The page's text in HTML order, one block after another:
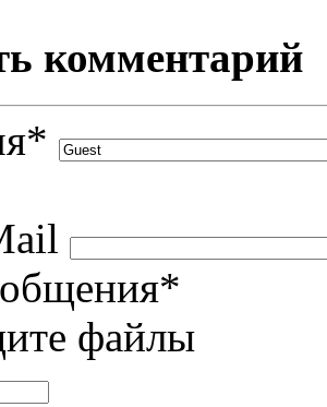
комментарий
*
*
файлы